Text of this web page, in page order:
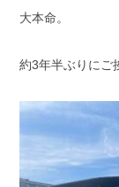
大本命。
約3年半ぶりにご